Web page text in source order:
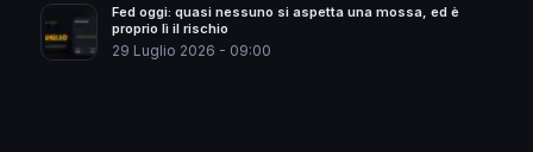
Fed oggi: quasi nessuno si aspetta una mossa, ed è
proprio lì il rischio
29 Luglio 2026 - 09:00